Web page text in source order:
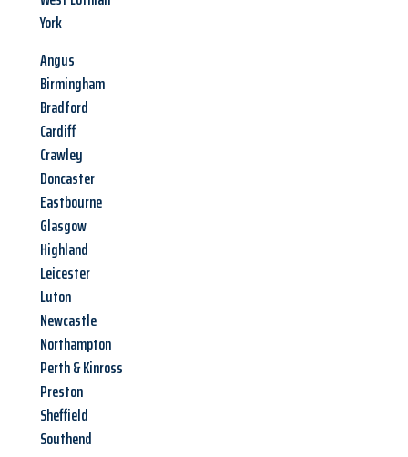
York
Angus
Birmingham
Bradford
Cardiff
Crawley
Doncaster
Eastbourne
Glasgow
Highland
Leicester
Luton
Newcastle
Northampton
Perth & Kinross
Preston
Sheffield
Southend